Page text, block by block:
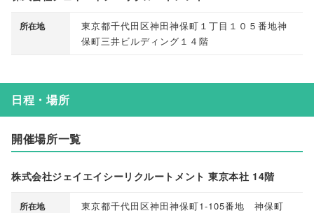
所在地
東京都千代田区神田神保町１丁目１０５番地神
保町三井ビルディング１４階
日程・場所
開催場所一覧
株式会社ジェイエイシーリクルートメント 東京本社 14階
所在地
東京都千代田区神田神保町1-105番地 神保町